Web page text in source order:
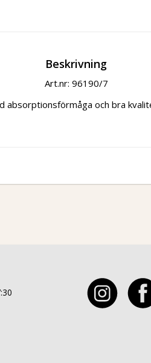
Beskrivning
Art.nr: 96190/7
absorptionsförmåga och bra